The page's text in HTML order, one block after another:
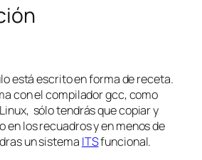
está escrito en forma de receta.
con el compilador gcc, como
sólo tendrás que copiar y
en los recuadros y en menos de
un sistema ITSfuncional.